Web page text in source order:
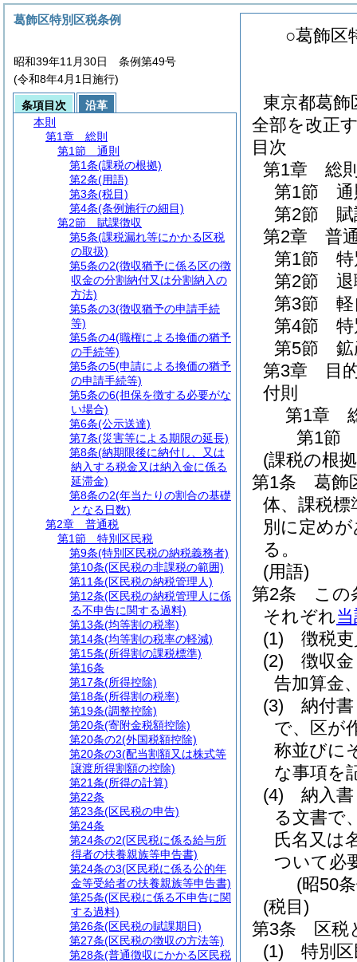
○葛飾区
東京都葛飾
全部を改正
目次
第1章
総
第1節
第2節
第2章
普
第1節
第2節
第3節
第4節
第5節
第3章
目
付則
第1章
第1節
(課税の根
第1条
葛飾
体、課税
別に定め
る。
(用語)
第2条
この
それぞれ
(1)
徴税
(2)
徴収
告加算金
(3)
納付
で、区が
称並びに
な事項を
(4)
納入
る文書で
氏名又は
ついて必
(昭50
(税目)
第3条
区税
(1)
特別
葛飾区特別区税条例
昭和39年11月30日 条例第49号
(令和8年4月1日施行)
条項目次
沿革
本則
第1章
総則
第1節
通則
第1条(課税の根拠)
第2条(用語)
第3条(税目)
第4条(条例施行の細目)
第2節
賦課徴収
第5条(課税漏れ等にかかる区税
の取扱)
第5条の2(徴収猶予に係る区の徴
収金の分割納付又は分割納入の
方法)
第5条の3(徴収猶予の申請手続
等)
第5条の4(職権による換価の猶予
の手続等)
第5条の5(申請による換価の猶予
の申請手続等)
第5条の6(担保を徴する必要がな
い場合)
第6条(公示送達)
第7条(災害等による期限の延長)
第8条(納期限後に納付し、又は
納入する税金又は納入金に係る
延滞金)
第8条の2(年当たりの割合の基礎
となる日数)
第2章
普通税
第1節
特別区民税
第9条(特別区民税の納税義務者)
第10条(区民税の非課税の範囲)
第11条(区民税の納税管理人)
第12条(区民税の納税管理人に係
る不申告に関する過料)
第13条(均等割の税率)
第14条(均等割の税率の軽減)
第15条(所得割の課税標準)
第16条
第17条(所得控除)
第18条(所得割の税率)
第19条(調整控除)
第20条(寄附金税額控除)
第20条の2(外国税額控除)
第20条の3(配当割額又は株式等
譲渡所得割額の控除)
第21条(所得の計算)
第22条
第23条(区民税の申告)
第24条
第24条の2(区民税に係る給与所
得者の扶養親族等申告書)
第24条の3(区民税に係る公的年
金等受給者の扶養親族等申告書)
第25条(区民税に係る不申告に関
する過料)
第26条(区民税の賦課期日)
第27条(区民税の徴収の方法等)
第28条(普通徴収にかかる区民税